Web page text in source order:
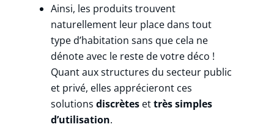
Ainsi, les produits trouvent
naturellement leur place dans tout
type d’habitation sans que cela ne
dénote avec le reste de votredéco !
Quant aux structures du secteur public
et privé, elles apprécieront ces
solutionsdiscrètes ettrès simples
d’utilisation.